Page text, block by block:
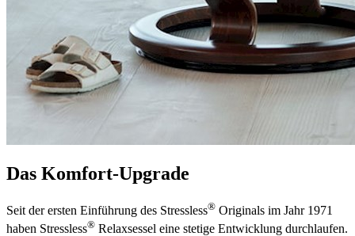
Das Komfort-Upgrade
Seit der ersten Einführung des Stressless® Originals im Jahr 1971
haben Stressless® Relaxsessel eine stetige Entwicklung durchlaufen.